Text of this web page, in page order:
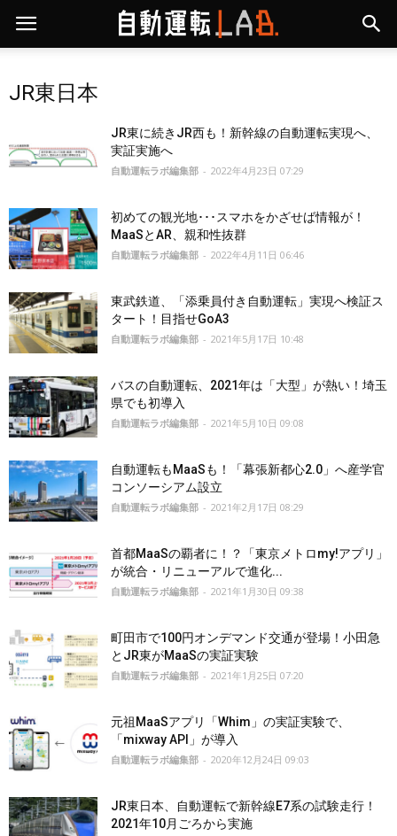
JR東日本
JR東に続きJR西も！新幹線の自動運転実現へ、
実証実施へ
自動運転ラボ編集部 - 2022年4月23日 07:29
初めての観光地･･･スマホをかざせば情報が！
MaaSとAR、親和性抜群
自動運転ラボ編集部 - 2022年4月11日 06:46
東武鉄道、「添乗員付き自動運転」実現へ検証ス
タート！目指せGoA3
自動運転ラボ編集部 - 2021年5月17日 10:48
バスの自動運転、2021年は「大型」が熱い！埼玉
県でも初導入
自動運転ラボ編集部 - 2021年5月10日 09:08
自動運転もMaaSも！「幕張新都心2.0」へ産学官
コンソーシアム設立
自動運転ラボ編集部 - 2021年2月17日 08:29
首都MaaSの覇者に！？「東京メトロmy!アプリ」
が統合・リニューアルで進化...
自動運転ラボ編集部 - 2021年1月30日 09:38
町田市で100円オンデマンド交通が登場！小田急
とJR東がMaaSの実証実験
自動運転ラボ編集部 - 2021年1月25日 07:20
元祖MaaSアプリ「Whim」の実証実験で、
「mixway API」が導入
自動運転ラボ編集部 - 2020年12月24日 09:03
JR東日本、自動運転で新幹線E7系の試験走行！
2021年10月ごろから実施